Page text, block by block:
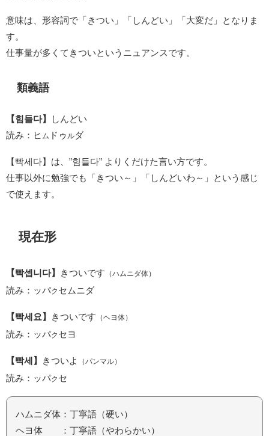
意味は、形容詞で「きつい」「しんどい」「大変だ」となりま
す。
仕事量が多くてきついというニュアンスです。
類義語
【힘들다】
しんどい
読み：ヒ ム ドゥ ルダ
【빡세다】は、”힘들다” よりくだけた言い方です。
仕事以外に勉強でも「きつい～」「しんどいわ～」という感じ
で使えます。
現在形
【빡셉니다】 きついです （ハムニダ体）
読み：ッパク セムニダ
【빡세요】 きついです （ヘヨ体）
読み：ッパク セヨ
【빡세】 きついよ （パンマル）
読み：ッパク セ
ハムニダ体：丁寧語（硬い）
ヘヨ体 ：丁寧語（やわらかい）